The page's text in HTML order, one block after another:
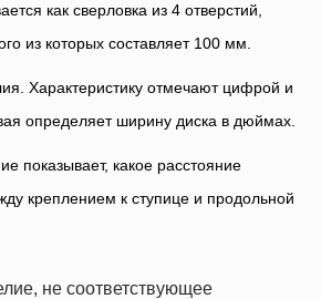
как сверловка из 4 отверстий,
из которых составляет 100 мм.
Характеристику отмечают цифрой и
определяет ширину диска в дюймах.
показывает, какое расстояние
креплением к ступице и продольной
не соответствующее